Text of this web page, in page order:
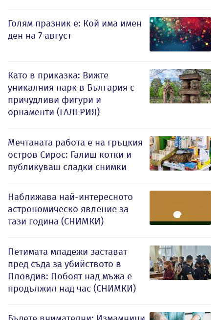
Голям празник е: Кой има имен
ден на 7 август
Като в приказка: Вижте
уникалния парк в България с
причудливи фигури и
орнаменти (ГАЛЕРИЯ)
Мечтаната работа е на гръцкия
остров Сирос: Галиш котки и
публикуваш сладки снимки
Наближава най-интересното
астрономическо явление за
тази година (СНИМКИ)
Петимата младежи застават
пред съда за убийството в
Пловдив: Побоят над мъжа е
продължил над час (СНИМКИ)